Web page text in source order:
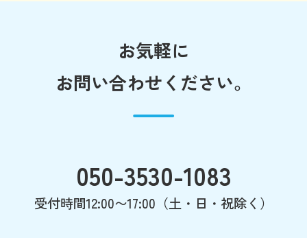
お気軽に
お問い合わせください。
050-3530-1083
受付時間12:00〜17:00（土・日・祝除く）